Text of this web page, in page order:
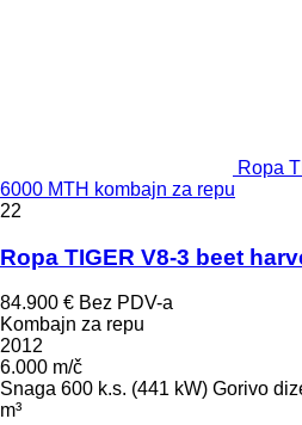
Ropa
6000 MTH kombajn za repu
22
Ropa TIGER V8-3 beet
84.900 € Bez PDV-a
Kombajn za repu
2012
6.000 m/č
Snaga 600 k.s. (441 kW) Gorivo
m³